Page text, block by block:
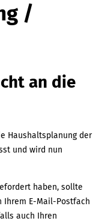
/
an die
Haushaltsplanung der
und wird nun
haben, sollte
E-Mail-Postfach
auch Ihren